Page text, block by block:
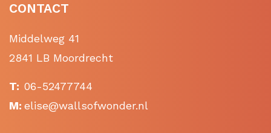
CONTACT
Middelweg 41
2841 LB Moordrecht
T: 06-52477744
M: elise@wallsofwonder.nl